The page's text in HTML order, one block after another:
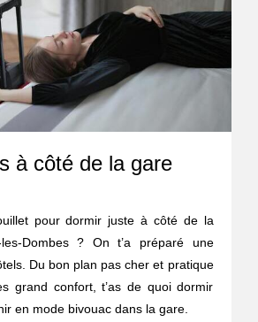
à côté de la gare
pour dormir juste à côté de la
Dombes ? On t’a préparé une
Du bon plan pas cher et pratique
grand confort, t’as de quoi dormir
en mode bivouac dans la gare.